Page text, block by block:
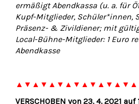
ermäßigt Abendkassa (u. a. für
Kupf-Mitglieder, Schüler*innen,
Präsenz- & Zivildiener; mit
Local-Bühne-Mitglieder: 1 Euro
Abendkasse
▲▼▲▼▲▼▲▼▲▼▲▼▲▼▲
VERSCHOBEN von 23. 4. 2021 auf